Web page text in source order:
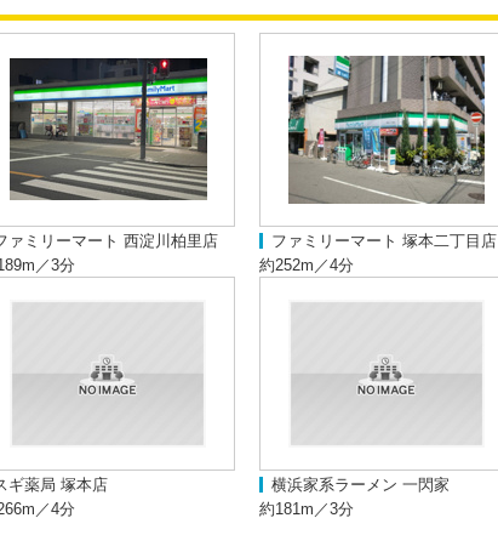
ァミリーマート 西淀川柏里店
／3分
ファミリーマート 塚本二丁目店
約252m／4分
ギ薬局 塚本店
／4分
横浜家系ラーメン 一閃家
約181m／3分